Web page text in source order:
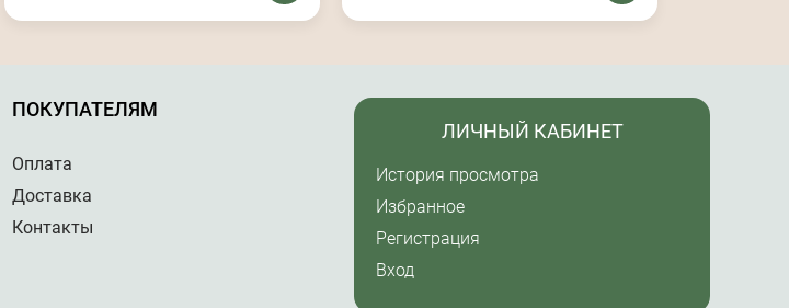
ПОКУПАТЕЛЯМ
Оплата
Доставка
Контакты
ЛИЧНЫЙ КАБИНЕТ
История просмотра
Избранное
Регистрация
Вход